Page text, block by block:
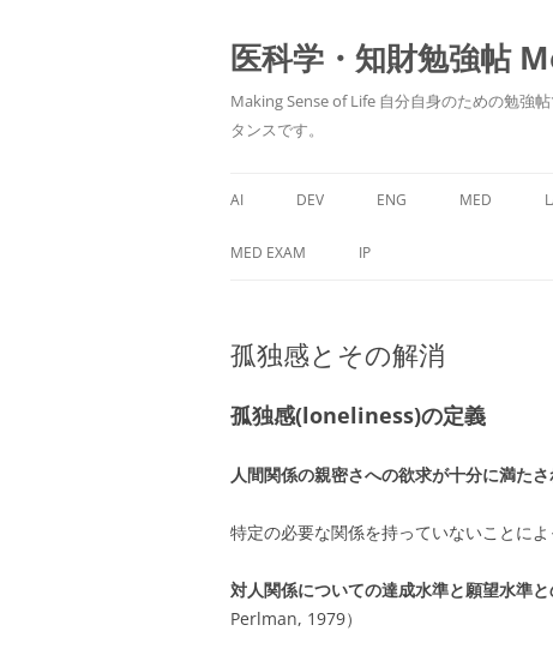
医科学・知財勉強帖
Making Sense of Life 自分自身のための勉強
タンスです。
AI DEV ENG MED
MED EXAM IP
孤独感とその解消
孤独感(loneliness)の定義
人間関係の親密さへの欲求が十分に満た
特定の必要な関係を持っていないことに
対人関係についての達成水準と願望水準
Perlman, 1979）